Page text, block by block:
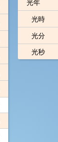
光年
光時
光分
光秒